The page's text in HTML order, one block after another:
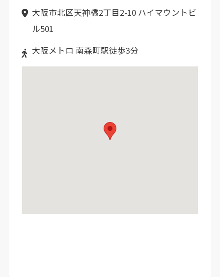
大阪市北区天神橋2丁目2-10 ハイマウントビ
ル501
大阪メトロ 南森町駅徒歩3分